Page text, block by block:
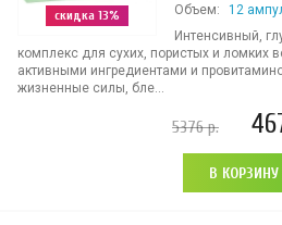
скидка 13%
Объем:
12
Интенсивный,
комплекс для сухих, пористых и ломких
активными ингредиентами и
жизненные силы, бле...
5376р.
В КОРЗИНУ